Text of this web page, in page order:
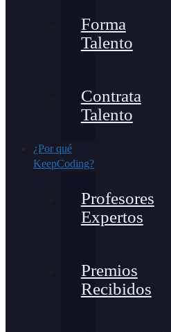
Forma
Talento
Contrata
Talento
¿Por qué
KeepCoding?
Profesores
Expertos
Premios
Recibidos